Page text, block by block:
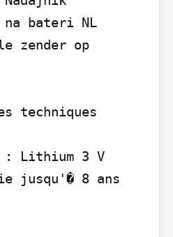
bateri NL
zender op
techniques
: Lithium 3 V
jusqu'� 8 ans